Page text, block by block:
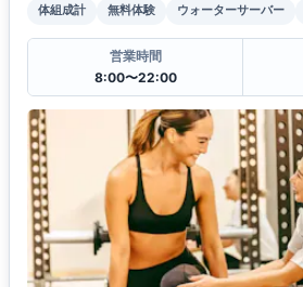
体組成計
無料体験 ウォーターサーバー
営業時間
8:00〜22:00